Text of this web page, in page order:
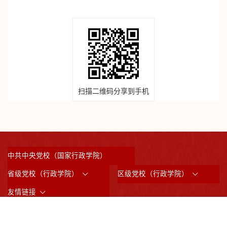
扫描二维码分享到手机
中共中央党校（国家行政学院）
省级党校（行政学院） 区级党校（行政学院）
友情链接